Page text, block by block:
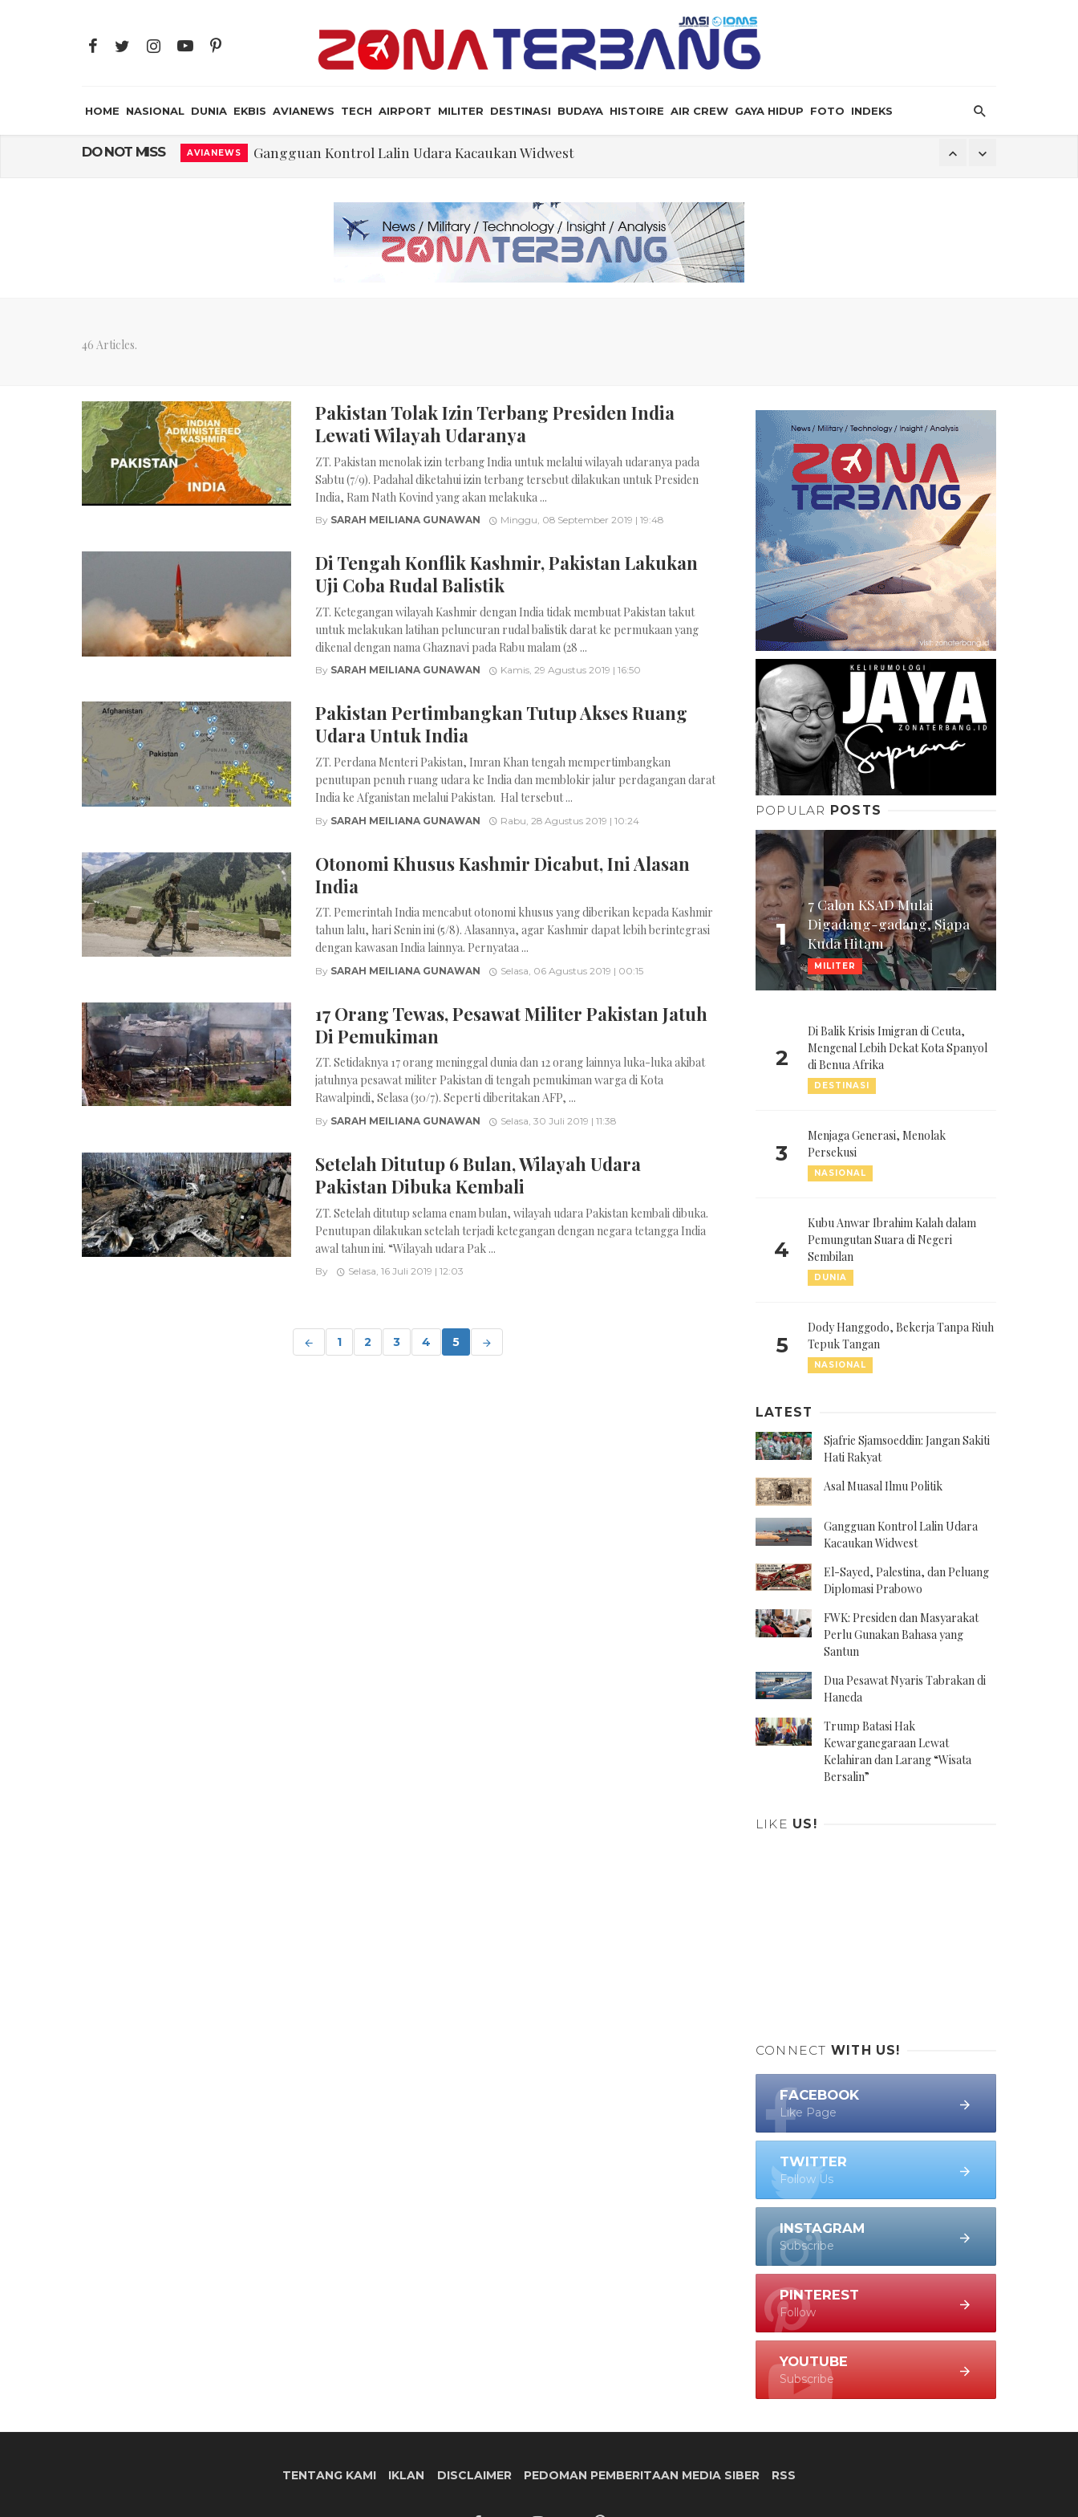
HOME NASIONAL DUNIA EKBIS AVIANEWS TECH AIRPORT MILITER DESTINASI BUDAYA HISTOIRE AIR CREW GAYA HIDUP FOTO INDEKS
DO NOT MISS AVIANEWS Gangguan Kontrol Lalin Udara Kacaukan Widwest
FWK: Presiden dan Masyarakat Perlu Gunakan Bahasa yang Santun
Dua Pesawat Nyaris Tabrakan di Haneda
Trump Batasi Hak Kewarganegaraan Lewat Kelahiran dan Larang “Wisata Bersalin”
Sjafrie Sjamsoeddin: Jangan Sakiti Hati Rakyat
46 Articles.
Pakistan Tolak Izin Terbang Presiden India
Lewati Wilayah Udaranya
ZT. Pakistan menolak izin terbang India untuk melalui wilayah udaranya pada
Sabtu (7/9). Padahal diketahui izin terbang tersebut dilakukan untuk Presiden
India, Ram Nath Kovind yang akan melakuka ...
By SARAH MEILIANA GUNAWAN Minggu, 08 September 2019 | 19:48
Di Tengah Konflik Kashmir, Pakistan Lakukan
Uji Coba Rudal Balistik
ZT. Ketegangan wilayah Kashmir dengan India tidak membuat Pakistan takut
untuk melakukan latihan peluncuran rudal balistik darat ke permukaan yang
dikenal dengan nama Ghaznavi pada Rabu malam (28 ...
By SARAH MEILIANA GUNAWAN Kamis, 29 Agustus 2019 | 16:50
Pakistan Pertimbangkan Tutup Akses Ruang
Udara Untuk India
ZT. Perdana Menteri Pakistan, Imran Khan tengah mempertimbangkan
penutupan penuh ruang udara ke India dan memblokir jalur perdagangan darat
India ke Afganistan melalui Pakistan. Hal tersebut ...
By SARAH MEILIANA GUNAWAN Rabu, 28 Agustus 2019 | 10:24
Otonomi Khusus Kashmir Dicabut, Ini Alasan
India
ZT. Pemerintah India mencabut otonomi khusus yang diberikan kepada Kashmir
tahun lalu, hari Senin ini (5/8). Alasannya, agar Kashmir dapat lebih berintegrasi
dengan kawasan India lainnya. Pernyataa ...
By SARAH MEILIANA GUNAWAN Selasa, 06 Agustus 2019 | 00:15
17 Orang Tewas, Pesawat Militer Pakistan Jatuh
Di Pemukiman
ZT. Setidaknya 17 orang meninggal dunia dan 12 orang lainnya luka-luka akibat
jatuhnya pesawat militer Pakistan di tengah pemukiman warga di Kota
Rawalpindi, Selasa (30/7). Seperti diberitakan AFP, ...
By SARAH MEILIANA GUNAWAN Selasa, 30 Juli 2019 | 11:38
Setelah Ditutup 6 Bulan, Wilayah Udara
Pakistan Dibuka Kembali
ZT. Setelah ditutup selama enam bulan, wilayah udara Pakistan kembali dibuka.
Penutupan dilakukan setelah terjadi ketegangan dengan negara tetangga India
awal tahun ini. “Wilayah udara Pak ...
By Selasa, 16 Juli 2019 | 12:03
1 2 3 4 5
POPULAR POSTS
1
7 Calon KSAD Mulai
Digadang-gadang, Siapa
Kuda Hitam
MILITER
2
Di Balik Krisis Imigran di Ceuta,
Mengenal Lebih Dekat Kota Spanyol
di Benua Afrika
DESTINASI
3
Menjaga Generasi, Menolak
Persekusi
NASIONAL
4
Kubu Anwar Ibrahim Kalah dalam
Pemungutan Suara di Negeri
Sembilan
DUNIA
5
Dody Hanggodo, Bekerja Tanpa Riuh
Tepuk Tangan
NASIONAL
LATEST
Sjafrie Sjamsoeddin: Jangan Sakiti
Hati Rakyat
Asal Muasal Ilmu Politik
Gangguan Kontrol Lalin Udara
Kacaukan Widwest
El-Sayed, Palestina, dan Peluang
Diplomasi Prabowo
FWK: Presiden dan Masyarakat
Perlu Gunakan Bahasa yang
Santun
Dua Pesawat Nyaris Tabrakan di
Haneda
Trump Batasi Hak
Kewarganegaraan Lewat
Kelahiran dan Larang “Wisata
Bersalin”
LIKE US!
CONNECT WITH US!
FACEBOOK
Like Page
TWITTER
Follow Us
INSTAGRAM
Subscribe
PINTEREST
Follow
YOUTUBE
Subscribe
TENTANG KAMI IKLAN DISCLAIMER PEDOMAN PEMBERITAAN MEDIA SIBER RSS